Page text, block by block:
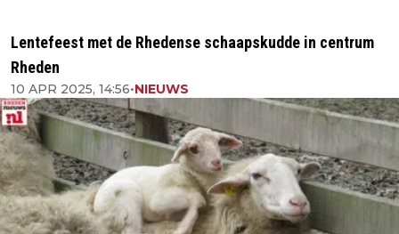
Lentefeest met de Rhedense schaapskudde in centrum
Rheden
10 APR 2025, 14:56•NIEUWS